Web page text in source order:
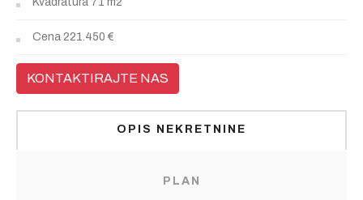
Cena 221.450 €
KONTAKTIRAJTE NAS
OPIS NEKRETNINE
PLAN